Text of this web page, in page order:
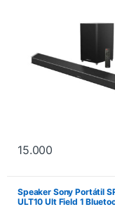
15.000
Speaker Sony Portátil
ULT10 Ult Field 1